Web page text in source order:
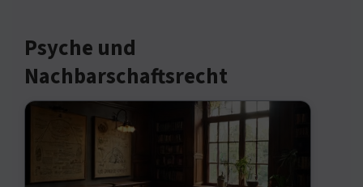
Psyche und
Nachbarschaftsrecht